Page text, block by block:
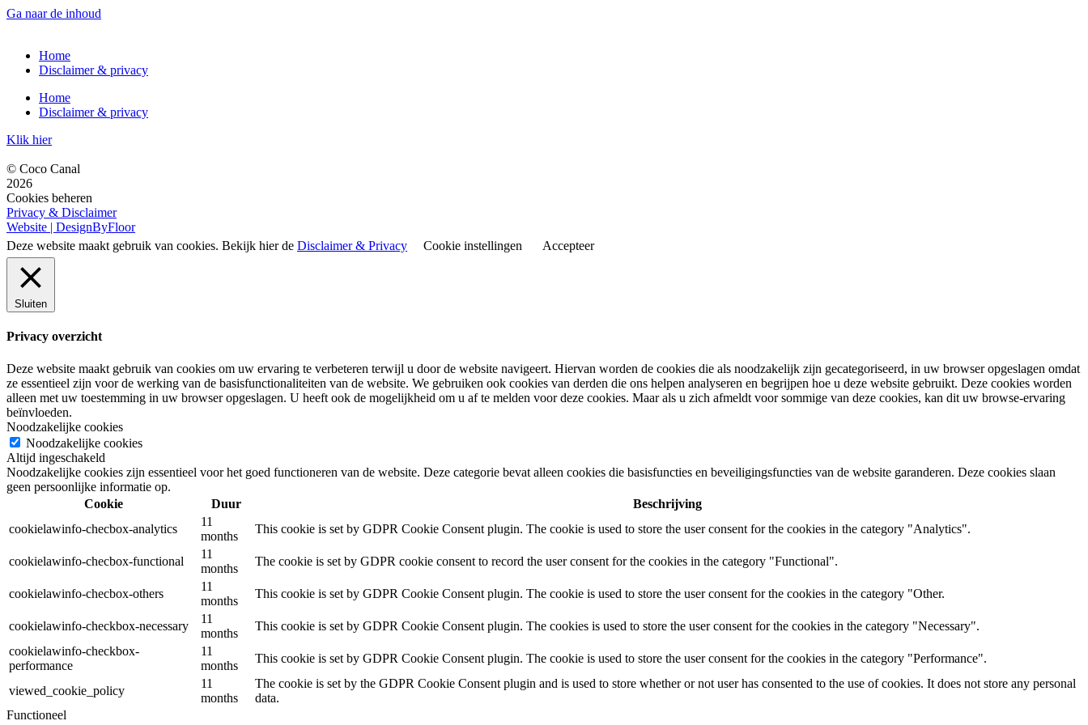
Ga naar de inhoud
Home
Disclaimer & privacy
Home
Disclaimer & privacy
Klik hier
© Coco Canal
2026
Cookies beheren
Privacy & Disclaimer
Website | DesignByFloor
Deze website maakt gebruik van cookies. Bekijk hier de Disclaimer & Privacy Cookie instellingen Accepteer
Sluiten
Privacy overzicht
Deze website maakt gebruik van cookies om uw ervaring te verbeteren terwijl u door de website navigeert. Hiervan worden de cookies die als noodzakelijk zijn gecategoriseerd, in uw browser opgeslagen omdat
ze essentieel zijn voor de werking van de basisfunctionaliteiten van de website. We gebruiken ook cookies van derden die ons helpen analyseren en begrijpen hoe u deze website gebruikt. Deze cookies worden
alleen met uw toestemming in uw browser opgeslagen. U heeft ook de mogelijkheid om u af te melden voor deze cookies. Maar als u zich afmeldt voor sommige van deze cookies, kan dit uw browse-ervaring
beïnvloeden.
Noodzakelijke cookies
Noodzakelijke cookies
Altijd ingeschakeld
Noodzakelijke cookies zijn essentieel voor het goed functioneren van de website. Deze categorie bevat alleen cookies die basisfuncties en beveiligingsfuncties van de website garanderen. Deze cookies slaan
geen persoonlijke informatie op.
Cookie
Duur
Beschrijving
cookielawinfo-checbox-analytics
11
months
This cookie is set by GDPR Cookie Consent plugin. The cookie is used to store the user consent for the cookies in the category "Analytics".
cookielawinfo-checbox-functional
11
months
The cookie is set by GDPR cookie consent to record the user consent for the cookies in the category "Functional".
cookielawinfo-checbox-others
11
months
This cookie is set by GDPR Cookie Consent plugin. The cookie is used to store the user consent for the cookies in the category "Other.
cookielawinfo-checkbox-necessary
11
months
This cookie is set by GDPR Cookie Consent plugin. The cookies is used to store the user consent for the cookies in the category "Necessary".
cookielawinfo-checkbox-
performance
11
months
This cookie is set by GDPR Cookie Consent plugin. The cookie is used to store the user consent for the cookies in the category "Performance".
viewed_cookie_policy
11
months
The cookie is set by the GDPR Cookie Consent plugin and is used to store whether or not user has consented to the use of cookies. It does not store any personal
data.
Functioneel